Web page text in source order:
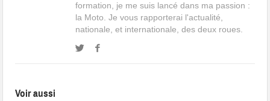
formation, je me suis lancé dans ma passion :
la Moto. Je vous rapporterai l'actualité,
nationale, et internationale, des deux roues.
Voir aussi